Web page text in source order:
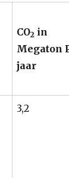
CO2 in
Megaton
jaar
3,2